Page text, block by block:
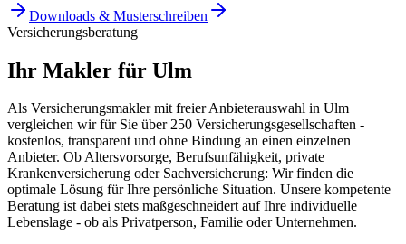
Downloads & Musterschreiben
Versicherungsberatung
Ihr Makler für Ulm
Als Versicherungsmakler mit freier Anbieterauswahl in Ulm
vergleichen wir für Sie über 250 Versicherungsgesellschaften -
kostenlos, transparent und ohne Bindung an einen einzelnen
Anbieter. Ob Altersvorsorge, Berufsunfähigkeit, private
Krankenversicherung oder Sachversicherung: Wir finden die
optimale Lösung für Ihre persönliche Situation. Unsere kompetente
Beratung ist dabei stets maßgeschneidert auf Ihre individuelle
Lebenslage - ob als Privatperson, Familie oder Unternehmen.